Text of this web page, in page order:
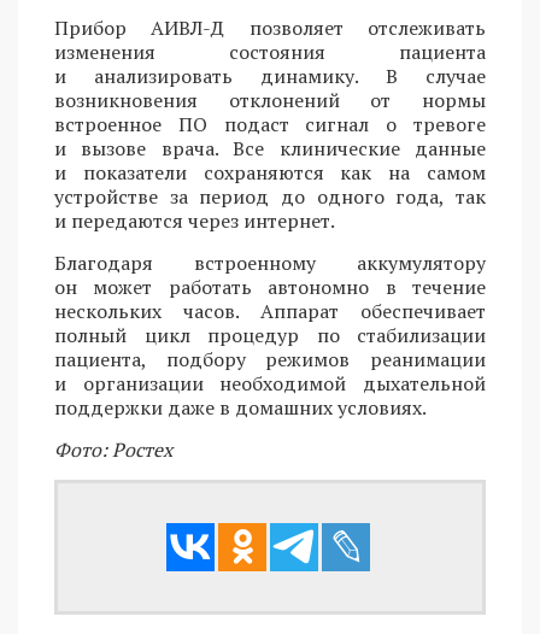
Прибор АИВЛ-Д позволяет отслеживать
изменения состояния пациента
и анализировать динамику. В случае
возникновения отклонений от нормы
встроенное ПО подаст сигнал о тревоге
и вызове врача. Все клинические данные
и показатели сохраняются как на самом
устройстве за период до одного года, так
и передаются через интернет.
Благодаря встроенному аккумулятору
он может работать автономно в течение
нескольких часов. Аппарат обеспечивает
полный цикл процедур по стабилизации
пациента, подбору режимов реанимации
и организации необходимой дыхательной
поддержки даже в домашних условиях.
Фото: Ростех